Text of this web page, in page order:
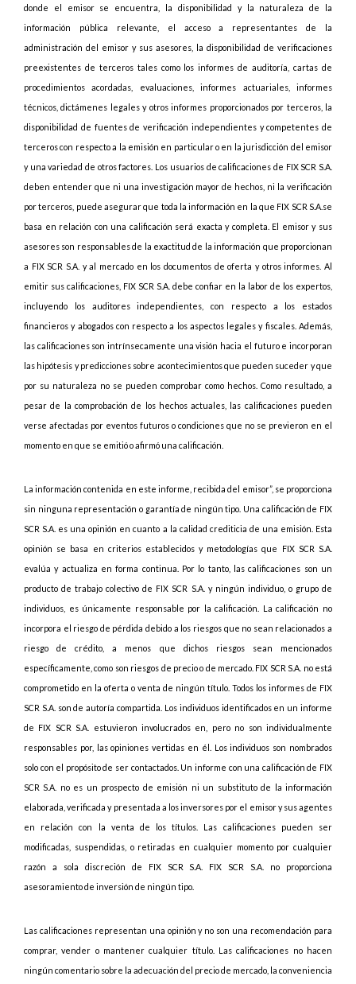
donde el emisor se encuentra, la disponibilidad y la naturaleza de la
información pública relevante, el acceso a representantes de la
administración del emisor y sus asesores, la disponibilidad de verificaciones
preexistentes de terceros tales como los informes de auditoría, cartas de
procedimientos acordadas, evaluaciones, informes actuariales, informes
técnicos, dictámenes legales y otros informes proporcionados por terceros, la
disponibilidad de fuentes de verificación independientes y competentes de
terceros con respecto a la emisión en particular o en la jurisdicción del emisor
y una variedad de otros factores. Los usuarios de calificaciones de FIX SCR S.A.
deben entender que ni una investigación mayor de hechos, ni la verificación
por terceros, puede asegurar que toda la información en la que FIX SCR S.A.se
basa en relación con una calificación será exacta y completa. El emisor y sus
asesores son responsables de la exactitud de la información que proporcionan
a FIX SCR S.A. y al mercado en los documentos de oferta y otros informes. Al
emitir sus calificaciones, FIX SCR S.A. debe confiar en la labor de los expertos,
incluyendo los auditores independientes, con respecto a los estados
financieros y abogados con respecto a los aspectos legales y fiscales. Además,
las calificaciones son intrínsecamente una visión hacia el futuro e incorporan
las hipótesis y predicciones sobre acontecimientos que pueden suceder y que
por su naturaleza no se pueden comprobar como hechos. Como resultado, a
pesar de la comprobación de los hechos actuales, las calificaciones pueden
verse afectadas por eventos futuros o condiciones que no se previeron en el
momento en que se emitió o afirmó una calificación.
La información contenida en este informe, recibida del emisor”, se proporciona
sin ninguna representación o garantía de ningún tipo. Una calificación de FIX
SCR S.A. es una opinión en cuanto a la calidad crediticia de una emisión. Esta
opinión se basa en criterios establecidos y metodologías que FIX SCR S.A.
evalúa y actualiza en forma continua. Por lo tanto, las calificaciones son un
producto de trabajo colectivo de FIX SCR S.A. y ningún individuo, o grupo de
individuos, es únicamente responsable por la calificación. La calificación no
incorpora el riesgo de pérdida debido a los riesgos que no sean relacionados a
riesgo de crédito, a menos que dichos riesgos sean mencionados
específicamente, como son riesgos de precio o de mercado. FIX SCR S.A. no está
comprometido en la oferta o venta de ningún título. Todos los informes de FIX
SCR S.A. son de autoría compartida. Los individuos identificados en un informe
de FIX SCR S.A. estuvieron involucrados en, pero no son individualmente
responsables por, las opiniones vertidas en él. Los individuos son nombrados
solo con el propósito de ser contactados. Un informe con una calificación de FIX
SCR S.A. no es un prospecto de emisión ni un substituto de la información
elaborada, verificada y presentada a los inversores por el emisor y sus agentes
en relación con la venta de los títulos. Las calificaciones pueden ser
modificadas, suspendidas, o retiradas en cualquier momento por cualquier
razón a sola discreción de FIX SCR S.A. FIX SCR S.A. no proporciona
asesoramiento de inversión de ningún tipo.
Las calificaciones representan una opinión y no son una recomendación para
comprar, vender o mantener cualquier título. Las calificaciones no hacen
ningún comentario sobre la adecuación del precio de mercado, la conveniencia